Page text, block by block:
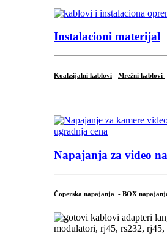
Instalacioni materijal
Koaksijalni kablovi - Mrežni kablovi -
Napajanja za video
Čoperska napajanja - BOX